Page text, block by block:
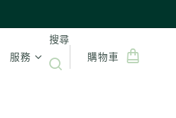
服務
搜尋
購物車